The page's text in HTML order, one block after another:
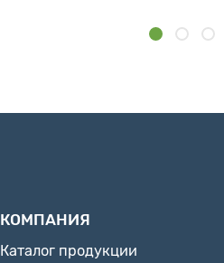
КОМПАНИЯ
Каталог продукции